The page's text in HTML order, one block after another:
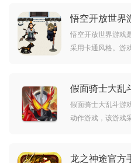
悟空开放世界
悟空开放世界游戏
采用卡通风格。游
的玩家不要错过，
假面骑士大乱
ズ)v3.6.0 最新
假面骑士大乱斗游
动作游戏，该游戏
此款游戏感兴趣的
龙之神途官方